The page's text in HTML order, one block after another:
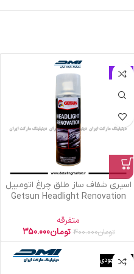
حراج
اسپری شفاف ساز طلق چراغ اتومبیل
Getsun Headlight Renovation
متفرقه
تومان400.000 تومان350.000
اتمام موجودی